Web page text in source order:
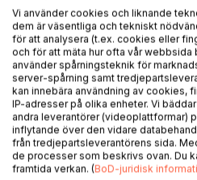
BESKRIVNING
Key Judgments in EU Public
Decisions and Analyses
Insights and Practical
Authorities and Suppliers
Vi använder cookies och liknande
dem är väsentliga och tekniskt
för att analysera (t.ex. cookies eller
och för att mäta hur ofta vår webbsida
använder spårningsteknik för
server-spårning samt
kan innebära användning av cookies,
IP-adresser på olika enheter. Vi
andra leverantörer (videoplattformar)
inflytande över den vidare
från tredjepartsleverantörens sida.
de processer som beskrivs ovan. Du
framtida verkan. (BoD-juridisk